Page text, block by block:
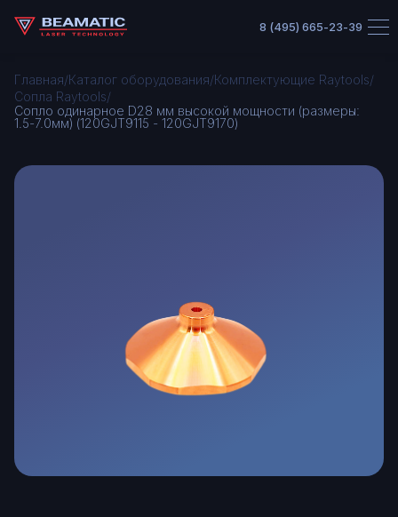
8 (495) 665-23-39
Главная/Каталог оборудования/Комплектующие Raytools/
Сопла Raytools/
Сопло одинарное D28 мм высокой мощности (размеры:
1.5-7.0мм) (120GJT9115 - 120GJT9170)